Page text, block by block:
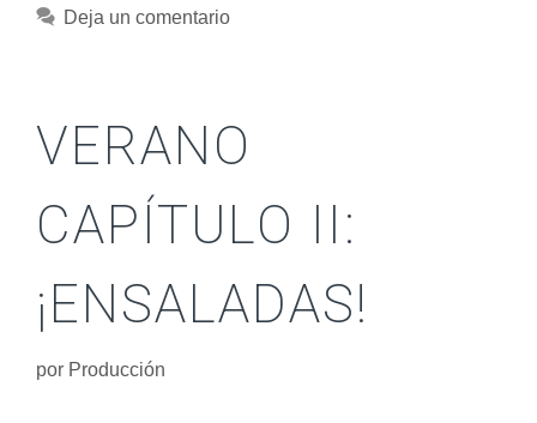
Deja un comentario
VERANO
CAPÍTULO II:
¡ENSALADAS!
por Producción